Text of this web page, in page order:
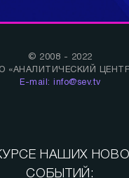
© 2008 - 2022
«АНАЛИТИЧЕСКИЙ
E-mail: info@sev.tv
НАШИХ
СОБЫТИЙ: